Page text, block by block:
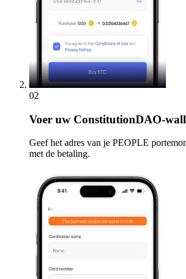
02
Voer uw ConstitutionDAO-
Geef het adres van je PEOPLE
met de betaling.